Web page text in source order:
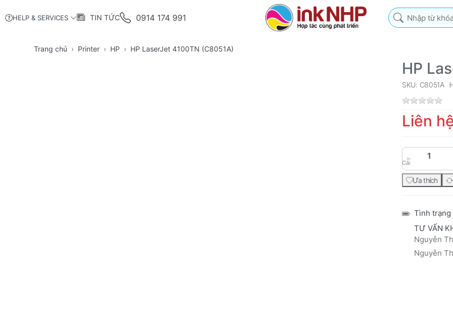
HELP & SERVICES TIN TỨC 0914 174 991
Nhập từ khóa tìm
Trang chủ Printer HP HP LaserJet 4100TN (C8051A)
HP
SKU: C8051A
Liên
Cái
Ưa thích
Tình trạng
TƯ VẤN
Nguyễn
Nguyễn